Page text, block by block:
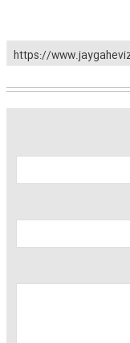
https://